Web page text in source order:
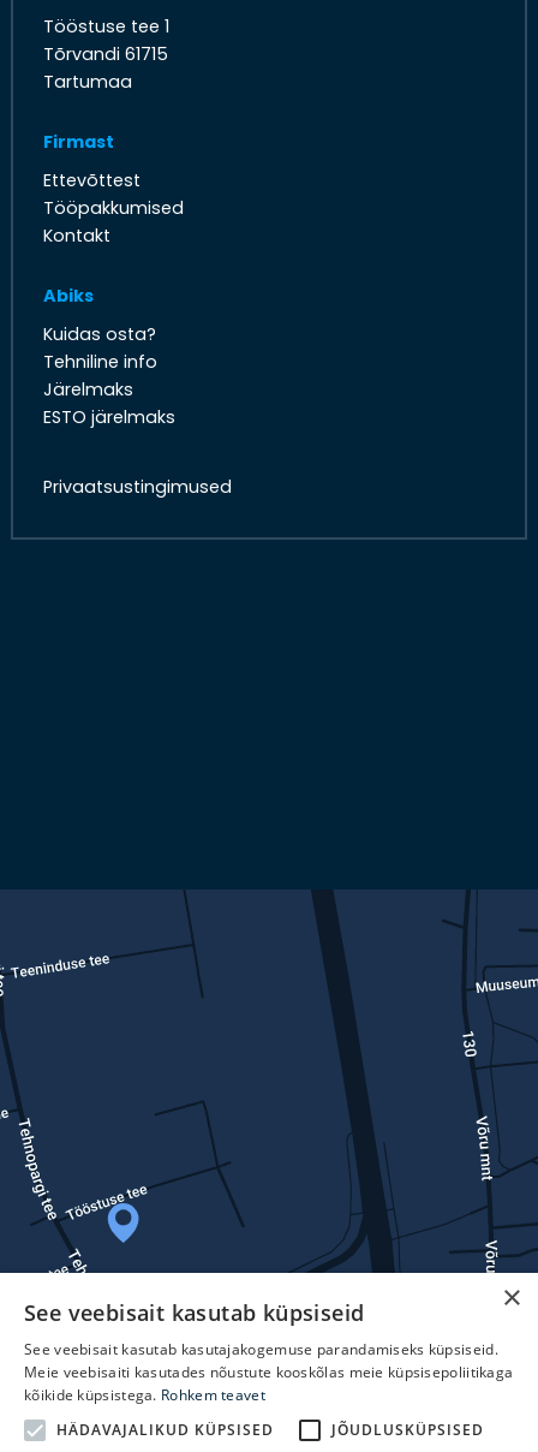
Tööstuse tee 1
Tõrvandi 61715
Tartumaa
Firmast
Ettevõttest
Tööpakkumised
Kontakt
Abiks
Kuidas osta?
Tehniline info
Järelmaks
ESTO järelmaks
Privaatsustingimused
×
See veebisait kasutab küpsiseid
See veebisait kasutab kasutajakogemuse parandamiseks küpsiseid.
Meie veebisaiti kasutades nõustute kooskõlas meie küpsisepoliitikaga
kõikide küpsistega. Rohkem teavet
HÄDAVAJALIKUD KÜPSISED
JÕUDLUSKÜPSISED